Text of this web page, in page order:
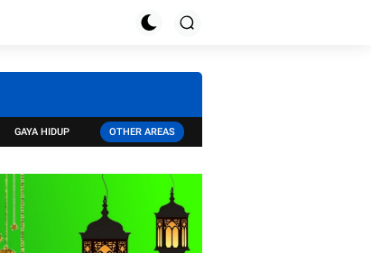
GAYA HIDUP OTHER AREAS